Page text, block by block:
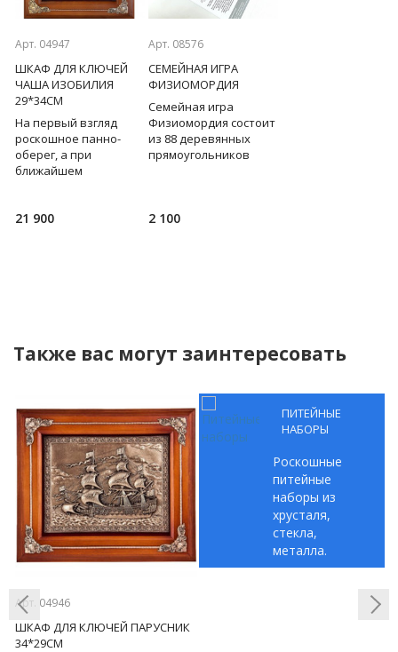
Previous
Арт. 04947
ШКАФ ДЛЯ КЛЮЧЕЙ
ЧАША ИЗОБИЛИЯ
29*34СМ
На первый взгляд
роскошное панно-
оберег, а при
ближайшем
ключница, на дверце
21 900
Арт. 08576
СЕМЕЙНАЯ ИГРА
ФИЗИОМОРДИЯ
Семейная игра
Физиомордия состоит
из 88 деревянных
прямоугольников
позволяющих собрать
2 100
Также вас могут заинтересовать
Арт. 04946
ШКАФ ДЛЯ КЛЮЧЕЙ ПАРУСНИК
34*29СМ
ПИТЕЙНЫЕ
НАБОРЫ
Роскошные
питейные
наборы из
хрусталя,
стекла,
металла.